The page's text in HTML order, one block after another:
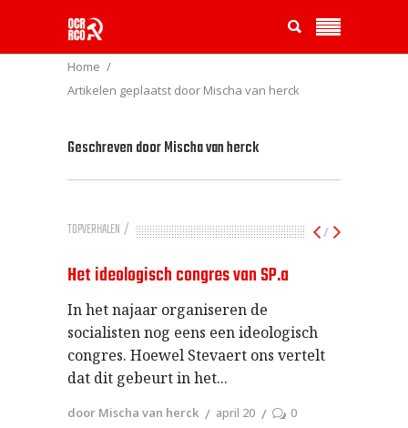
Home
Artikelen geplaatst door Mischa van herck
Geschreven doorMischa van herck
TOPVERHALEN
Het ideologisch congres van SP.a
In het najaar organiseren de
socialisten nog eens een ideologisch
congres. Hoewel Stevaert ons vertelt
dat dit gebeurt in het
door Mischa van herck april 20 0
/